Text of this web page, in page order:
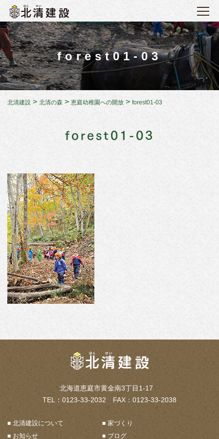
forest01-03
北清建設 > 北清の森 > 恵庭幼稚園への開放 > forest01-03
forest01-03
北海道恵庭市黄金南3丁目1-17
TEL：0123-33-2032 FAX：0123-33-2038
北清建設について
家づくり
お知らせ
ブログ